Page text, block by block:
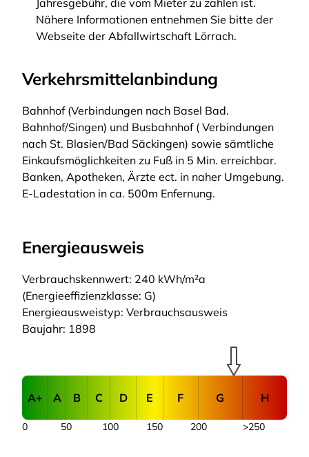
Jahresgebühr, die vom Mieter zu zahlen ist.
Nähere Informationen entnehmen Sie bitte der
Webseite der Abfallwirtschaft Lörrach.
Verkehrsmittelanbindung
Bahnhof (Verbindungen nach Basel Bad.
Bahnhof/Singen) und Busbahnhof ( Verbindungen
nach St. Blasien/Bad Säckingen) sowie sämtliche
Einkaufsmöglichkeiten zu Fuß in 5 Min. erreichbar.
Banken, Apotheken, Ärzte ect. in naher Umgebung.
E-Ladestation in ca. 500m Enfernung.
Energieausweis
Verbrauchskennwert: 240 kWh/m²a
(Energieeffizienzklasse: G)
Energieausweistyp: Verbrauchsausweis
Baujahr: 1898
A+ A B C D E F G H
50 100 150 200
0 >250